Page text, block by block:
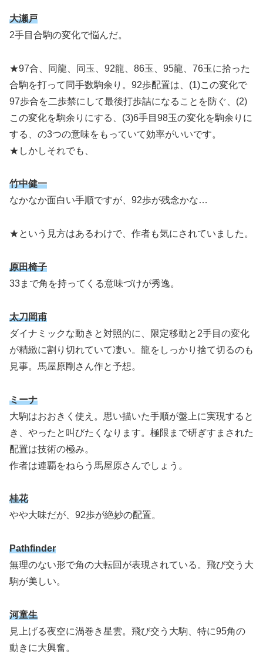
大瀬戸
2手目合駒の変化で悩んだ。
★97合、同龍、同玉、92龍、86玉、95龍、76玉に拾った
合駒を打って同手数駒余り。92歩配置は、(1)この変化で
97歩合を二歩禁にして最後打歩詰になることを防ぐ、(2)
この変化を駒余りにする、(3)6手目98玉の変化を駒余りに
する、の3つの意味をもっていて効率がいいです。
★しかしそれでも、
竹中健一
なかなか面白い手順ですが、92歩が残念かな…
★という見方はあるわけで、作者も気にされていました。
原田椅子
33まで角を持ってくる意味づけが秀逸。
太刀岡甫
ダイナミックな動きと対照的に、限定移動と2手目の変化
が精緻に割り切れていて凄い。龍をしっかり捨て切るのも
見事。馬屋原剛さん作と予想。
ミーナ
大駒はおおきく使え。思い描いた手順が盤上に実現すると
き、やったと叫びたくなります。極限まで研ぎすまされた
配置は技術の極み。
作者は連覇をねらう馬屋原さんでしょう。
桂花
やや大味だが、92歩が絶妙の配置。
Pathfinder
無理のない形で角の大転回が表現されている。飛び交う大
駒が美しい。
河童生
見上げる夜空に渦巻き星雲。飛び交う大駒、特に95角の
動きに大興奮。